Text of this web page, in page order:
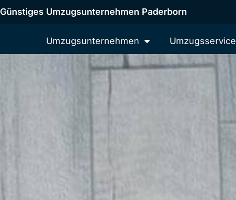
Günstiges Umzugsunternehmen Paderborn
Umzugsunternehmen Umzugsservice